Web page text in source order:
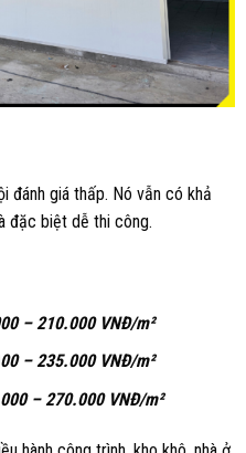
đánh giá thấp. Nó vẫn có khả
đặc biệt dễ thi công.
– 210.000 VNĐ/m²
00 – 235.000 VNĐ/m²
000 – 270.000 VNĐ/m²